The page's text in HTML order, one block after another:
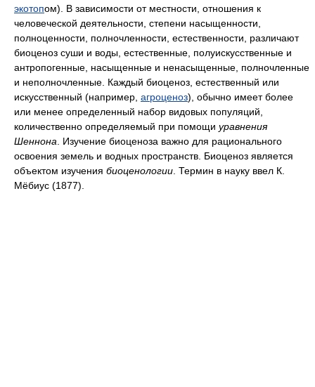
экотопом). В зависимости от местности, отношения к
человеческой деятельности, степени насыщенности,
полноценности, полночленности, естественности, различают
биоценоз суши и воды, естественные, полуискусственные и
антропогенные, насыщенные и ненасыщенные, полночленные
и неполночленные. Каждый биоценоз, естественный или
искусственный (например, агроценоз), обычно имеет более
или менее определенный набор видовых популяций,
количественно определяемый при помощи уравнения
Шеннона . Изучение биоценоза важно для рационального
освоения земель и водных пространств. Биоценоз является
объектом изучения биоценологии . Термин в науку ввел К.
Мёбиус (1877).